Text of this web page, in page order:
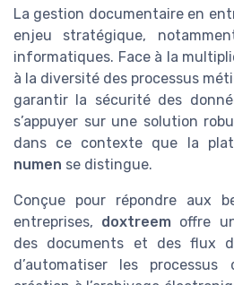
La gestion documentaire en
enjeu stratégique,
informatiques. Face à la
à la diversité des processus
garantir la sécurité des
s’appuyer sur une solution
dans ce contexte que la
numen se distingue.
Conçue pour répondre aux
entreprises, doxtreem offre
des documents et des flux
d’automatiser les processus